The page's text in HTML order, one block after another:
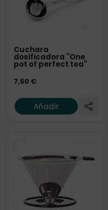
Cuchara
dosificadora "One
pot of perfect tea"
7,60 €
Añadir